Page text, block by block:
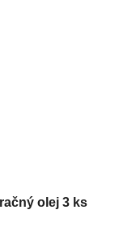
olej 3 ks